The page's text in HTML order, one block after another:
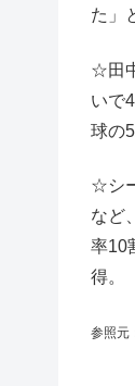
た」
☆田
いで
球の
☆シ
など
率10
得。
参照元